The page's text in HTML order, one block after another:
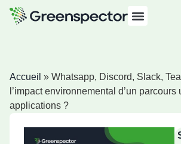
Accueil » Whatsapp, Discord, Slack,
l’impact environnemental d’un
applications ?